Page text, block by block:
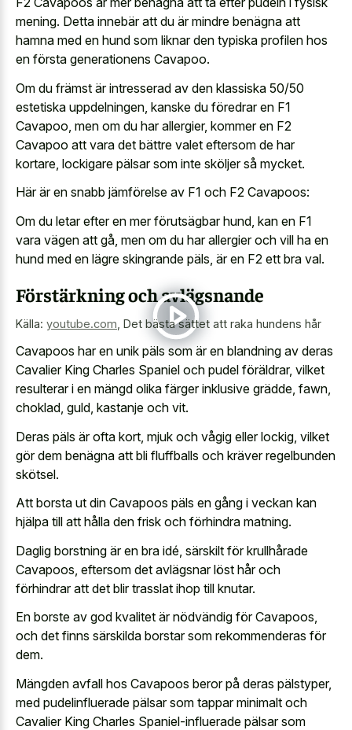
mening. Detta innebär att du är mindre benägna att
hamna med en hund som liknar den typiska profilen hos
en första generationens Cavapoo.
Om du främst är intresserad av den klassiska 50/50
estetiska uppdelningen, kanske du föredrar en F1
Cavapoo, men om du har allergier, kommer en F2
Cavapoo att vara det bättre valet eftersom de har
kortare, lockigare pälsar som inte sköljer så mycket.
Här är en snabb jämförelse av F1 och F2 Cavapoos:
Om du letar efter en mer förutsägbar hund, kan en F1
vara vägen att gå, men om du har allergier och vill ha en
hund med en lägre skingrande päls, är en F2 ett bra val.
Förstärkning och avlägsnande
Källa: youtube.com Det bästa sättet att raka hundens hår
Cavapoos har en unik päls som är en blandning av deras
Cavalier King Charles Spaniel och pudel föräldrar, vilket
resulterar i en mängd olika färger inklusive grädde, fawn,
choklad, guld, kastanje och vit.
Deras päls är ofta kort, mjuk och vågig eller lockig, vilket
gör dem benägna att bli fluffballs och kräver regelbunden
skötsel.
Att borsta ut din Cavapoos päls en gång i veckan kan
hjälpa till att hålla den frisk och förhindra matning.
Daglig borstning är en bra idé, särskilt för krullhårade
Cavapoos, eftersom det avlägsnar löst hår och
förhindrar att det blir trasslat ihop till knutar.
En borste av god kvalitet är nödvändig för Cavapoos,
och det finns särskilda borstar som rekommenderas för
dem.
Mängden avfall hos Cavapoos beror på deras pälstyper,
med pudelinfluerade pälsar som tappar minimalt och
Cavalier King Charles Spaniel-influerade pälsar som